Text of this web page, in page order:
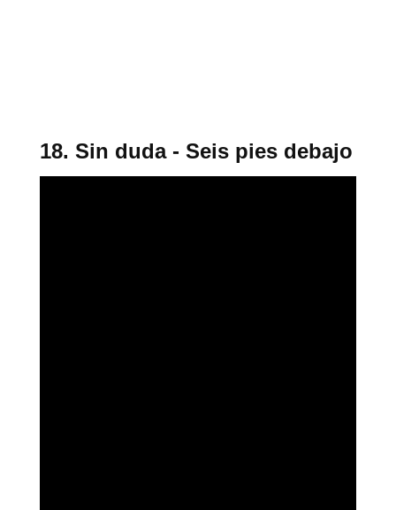
18. Sin duda - Seis pies debajo